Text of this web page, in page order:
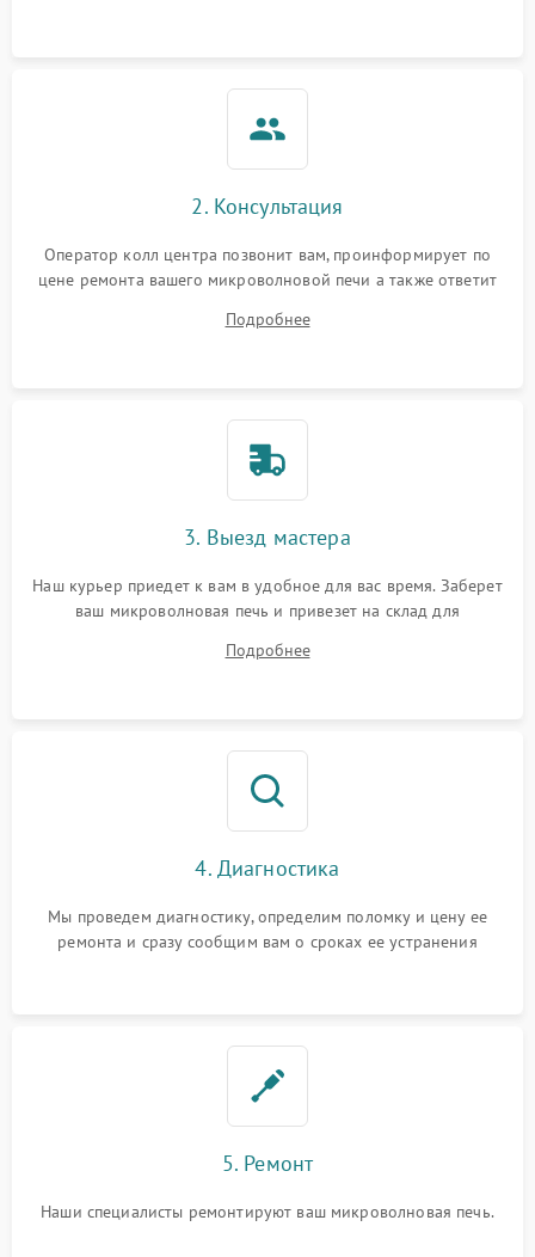
2. Консультация
Оператор колл центра позвонит вам, проинформирует по
цене ремонта вашего микроволновой печи а также ответит
Подробнее
3. Выезд мастера
Наш курьер приедет к вам в удобное для вас время. Заберет
ваш микроволновая печь и привезет на склад для
Подробнее
4. Диагностика
Мы проведем диагностику, определим поломку и цену ее
ремонта и сразу сообщим вам о сроках ее устранения
5. Ремонт
Наши специалисты ремонтируют ваш микроволновая печь.